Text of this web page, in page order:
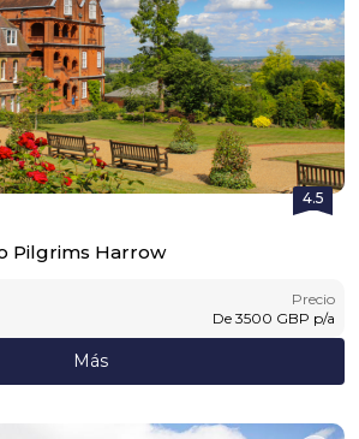
4.5
Pilgrims Harrow
Precio
De 3500 GBP p/a
Más